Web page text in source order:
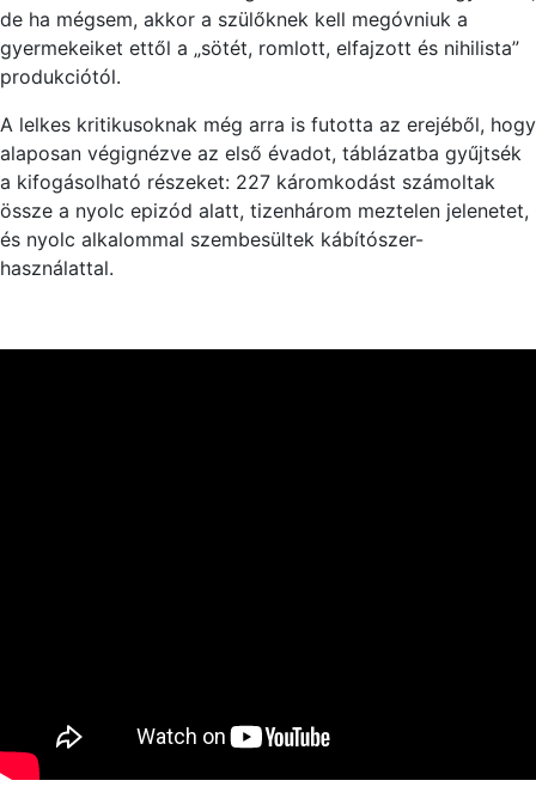
de ha mégsem, akkor a szülőknek kell megóvniuk a
gyermekeiket ettől a „sötét, romlott, elfajzott és nihilista”
produkciótól.
A lelkes kritikusoknak még arra is futotta az erejéből, hogy
alaposan végignézve az első évadot, táblázatba gyűjtsék
a kifogásolható részeket: 227 káromkodást számoltak
össze a nyolc epizód alatt, tizenhárom meztelen jelenetet,
és nyolc alkalommal szembesültek kábítószer-
használattal.